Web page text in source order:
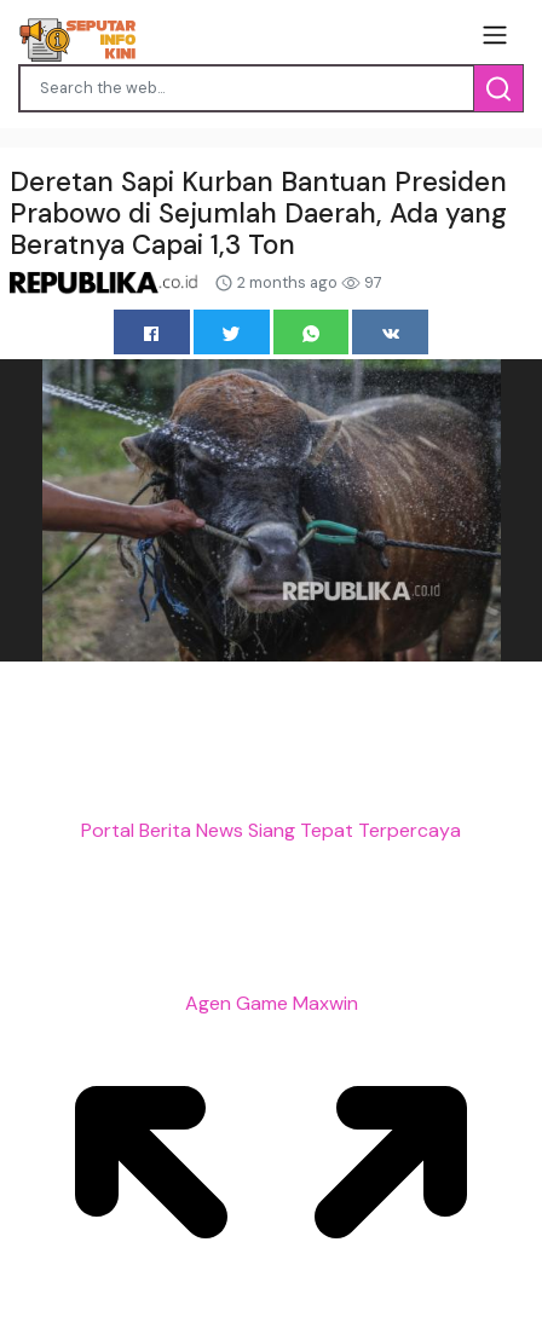
Deretan Sapi Kurban Bantuan Presiden
Prabowo di Sejumlah Daerah, Ada yang
Beratnya Capai 1,3 Ton
2 months ago 97
Portal Berita News Siang Tepat Terpercaya
Agen Game Maxwin